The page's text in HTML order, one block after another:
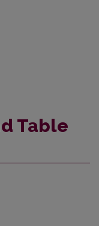
Table